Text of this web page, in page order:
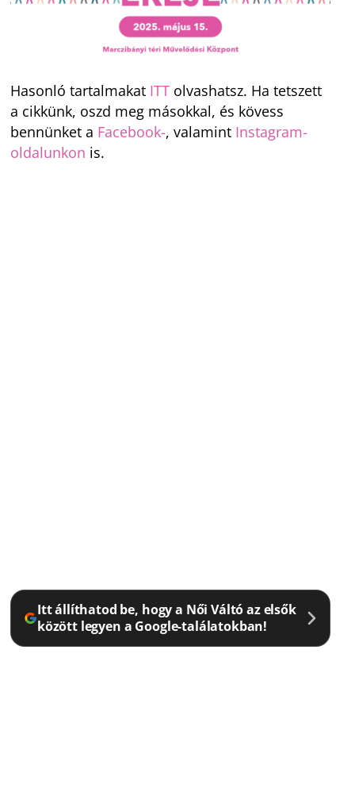
Hasonló tartalmakat ITT olvashatsz. Ha tetszett
a cikkünk, oszd meg másokkal, és kövess
bennünket a Facebook-, valamint Instagram-
oldalunkon is.
Itt állíthatod be, hogy a Női Váltó az elsők
között legyen a Google-találatokban!